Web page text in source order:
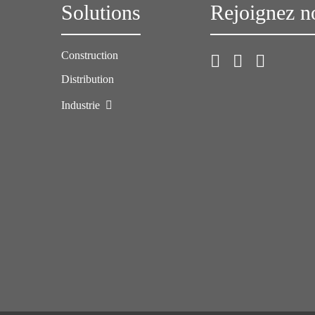
Solutions
Construction
Distribution
Industrie
Rejoignez